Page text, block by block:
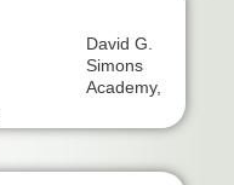
David G.
Simons
Academy,